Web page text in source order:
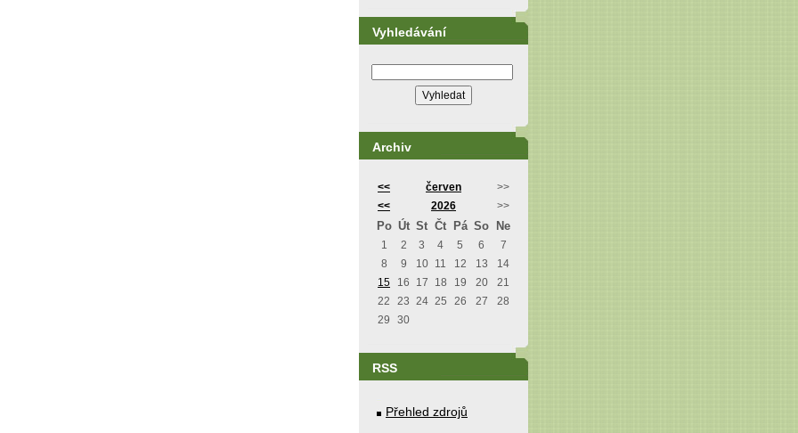
Vyhledávání
Archiv
<< červen
>>
<<
2026 >>
Po Út St Čt Pá So Ne
1 2 3 4 5 6
7
8
9 10 11 12 13
14
15
16 17 18 19 20
21
22
23 24 25 26 27
28
29
30
RSS
Přehled zdrojů